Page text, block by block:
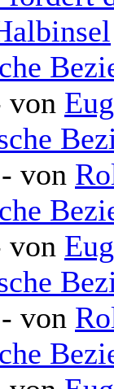
von
- von
von
- von